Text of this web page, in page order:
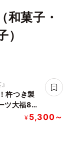
和菓子・
杵つき製
ツ大福8
の甘み引
¥ 5,300～